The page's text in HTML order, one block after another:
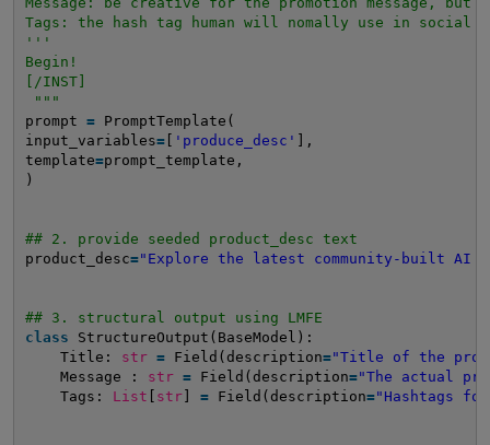
Tags: the hash tag human will nomally use in social
'''
Begin!
[/INST]
"""
prompt =
PromptTemplate(
input_variables=[ 'produce_desc' ],
template=prompt_template,
)
## 2. provide seeded product_desc text
product_desc="Explore the latest community-built AI
## 3. structural output using LMFE
class
StructureOutput(BaseModel):
Title: str = Field(description="Title of the
Message : str = Field(description="The actual
Tags: List [ str] = Field(description="Hashtags